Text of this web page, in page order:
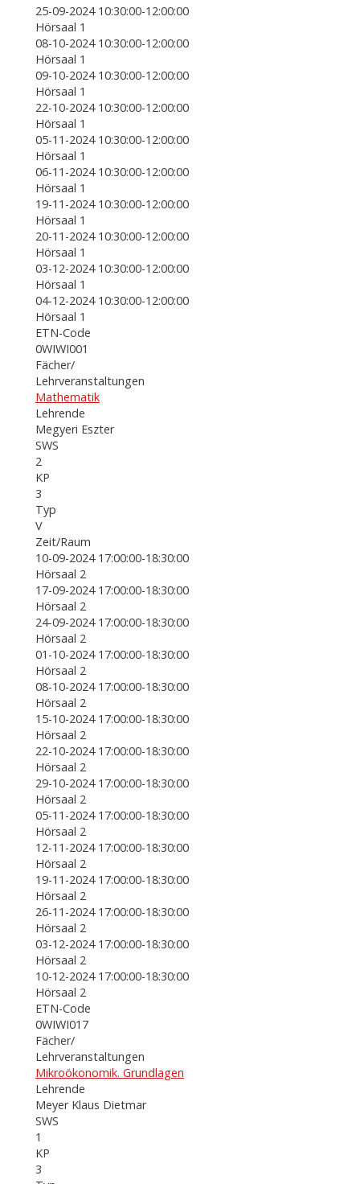
25-09-2024 10:30:00-12:00:00
Hörsaal 1
08-10-2024 10:30:00-12:00:00
Hörsaal 1
09-10-2024 10:30:00-12:00:00
Hörsaal 1
22-10-2024 10:30:00-12:00:00
Hörsaal 1
05-11-2024 10:30:00-12:00:00
Hörsaal 1
06-11-2024 10:30:00-12:00:00
Hörsaal 1
19-11-2024 10:30:00-12:00:00
Hörsaal 1
20-11-2024 10:30:00-12:00:00
Hörsaal 1
03-12-2024 10:30:00-12:00:00
Hörsaal 1
04-12-2024 10:30:00-12:00:00
Hörsaal 1
ETN-Code
0WIWI001
Fächer/
Lehrveranstaltungen
Mathematik
Lehrende
Megyeri Eszter
SWS
2
KP
3
Typ
V
Zeit/Raum
10-09-2024 17:00:00-18:30:00
Hörsaal 2
17-09-2024 17:00:00-18:30:00
Hörsaal 2
24-09-2024 17:00:00-18:30:00
Hörsaal 2
01-10-2024 17:00:00-18:30:00
Hörsaal 2
08-10-2024 17:00:00-18:30:00
Hörsaal 2
15-10-2024 17:00:00-18:30:00
Hörsaal 2
22-10-2024 17:00:00-18:30:00
Hörsaal 2
29-10-2024 17:00:00-18:30:00
Hörsaal 2
05-11-2024 17:00:00-18:30:00
Hörsaal 2
12-11-2024 17:00:00-18:30:00
Hörsaal 2
19-11-2024 17:00:00-18:30:00
Hörsaal 2
26-11-2024 17:00:00-18:30:00
Hörsaal 2
03-12-2024 17:00:00-18:30:00
Hörsaal 2
10-12-2024 17:00:00-18:30:00
Hörsaal 2
ETN-Code
0WIWI017
Fächer/
Lehrveranstaltungen
Mikroökonomik. Grundlagen
Lehrende
Meyer Klaus Dietmar
SWS
1
KP
3